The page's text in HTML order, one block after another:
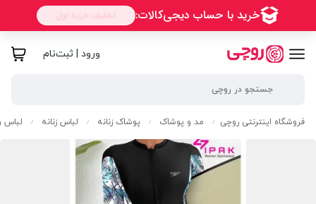
ورود | ثبت‌نام
فروشگاه اینترنتی روچی / مد و پوشاک / پوشاک زنانه / لباس زنانه / لباس